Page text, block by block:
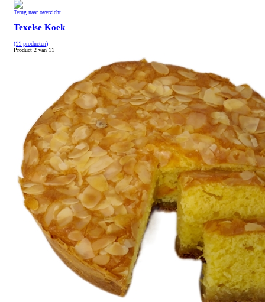
Terug naar overzicht
Texelse Koek
(11 producten)
Product 2 van 11